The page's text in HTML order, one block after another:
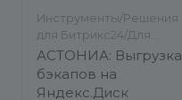
Инструменты/Решения
для Битрикс24/Для
разработчиков/
Импорт/экспорт
АСТОНИА: Выгрузка
бэкапов на
Яндекс.Диск